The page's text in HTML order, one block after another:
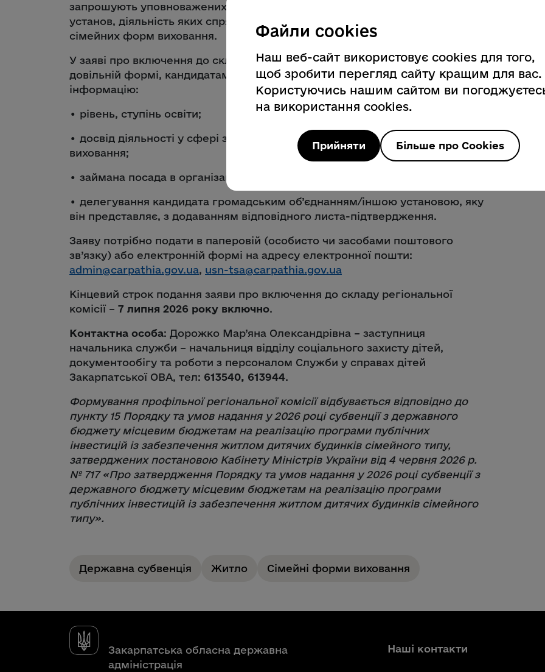
запрошують уповноважених представників громадськості та інших
установ, діяльність яких спрямована на захист прав дітей та розвиток
сімейних форм виховання.
У заяві про включення до складу регіональної комісії, сформованій у
довільній формі, кандидатам потрібно зазначити про себе таку
інформацію:
• рівень, ступінь освіти;
• досвід діяльності у сфері захисту прав дітей, розвитку сімейних форм
виховання;
• займана посада в організації / установі, яку представляє кандидат;
• делегування кандидата громадським об’єднанням/іншою установою, яку
він представляє, з додаванням відповідного листа-підтвердження.
Заяву потрібно подати в паперовій (особисто чи засобами поштового
зв’язку) або електронній формі на адресу електронної пошти:
admin@carpathia.gov.ua, usn-tsa@carpathia.gov.ua
Кінцевий строк подання заяви про включення до складу регіональної
комісії – 7 липня 2026 року включно.
Контактна особа: Дорожко Мар’яна Олександрівна – заступниця
начальника служби – начальниця відділу соціального захисту дітей,
документообігу та роботи з персоналом Служби у справах дітей
Закарпатської ОВА, тел: 613540, 613944.
Формування профільної регіональної комісії відбувається відповідно до
пункту 15 Порядку та умов надання у 2026 році субвенції з державного
бюджету місцевим бюджетам на реалізацію програми публічних
інвестицій із забезпечення житлом дитячих будинків сімейного типу,
затверджених постановою Кабінету Міністрів України від 4 червня 2026 р.
№ 717 «Про затвердження Порядку та умов надання у 2026 році субвенції з
державного бюджету місцевим бюджетам на реалізацію програми
публічних інвестицій із забезпечення житлом дитячих будинків сімейного
типу».
Державна субвенція Житло Сімейні форми виховання
Закарпатська обласна державна
адміністрація
Наші контакти
Файли cookies
Наш веб-сайт використовує cookies для того,
щоб зробити перегляд сайту кращим для вас.
Користуючись нашим сайтом ви
на використання cookies.
Прийняти Більше про Cookies